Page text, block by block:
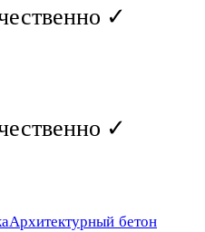
✓
✓
Архитектурный бетон